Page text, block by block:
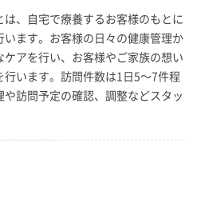
、自宅で療養するお客様のもとに
ます。お客様の日々の健康管理か
アを行い、お客様やご家族の想い
います。訪問件数は1日5～7件程
訪問予定の確認、調整などスタッ